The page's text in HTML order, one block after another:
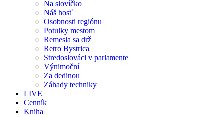
Na slovíčko
Náš hosť
Osobnosti regiónu
Potulky mestom
Remesla sa drž
Retro Bystrica
Stredoslováci v parlamente
Výnimoční
Za dedinou
Záhady techniky
LIVE
Cenník
Kniha